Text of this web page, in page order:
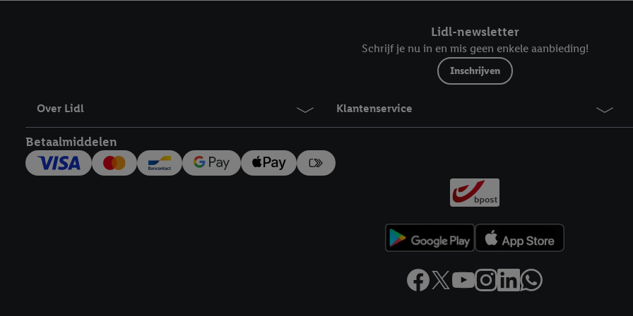
Lidl-newsletter
Schrijf je nu in en mis geen enkele aanbieding!
Inschrijven
Over Lidl Klantenservice
Betaalmiddelen